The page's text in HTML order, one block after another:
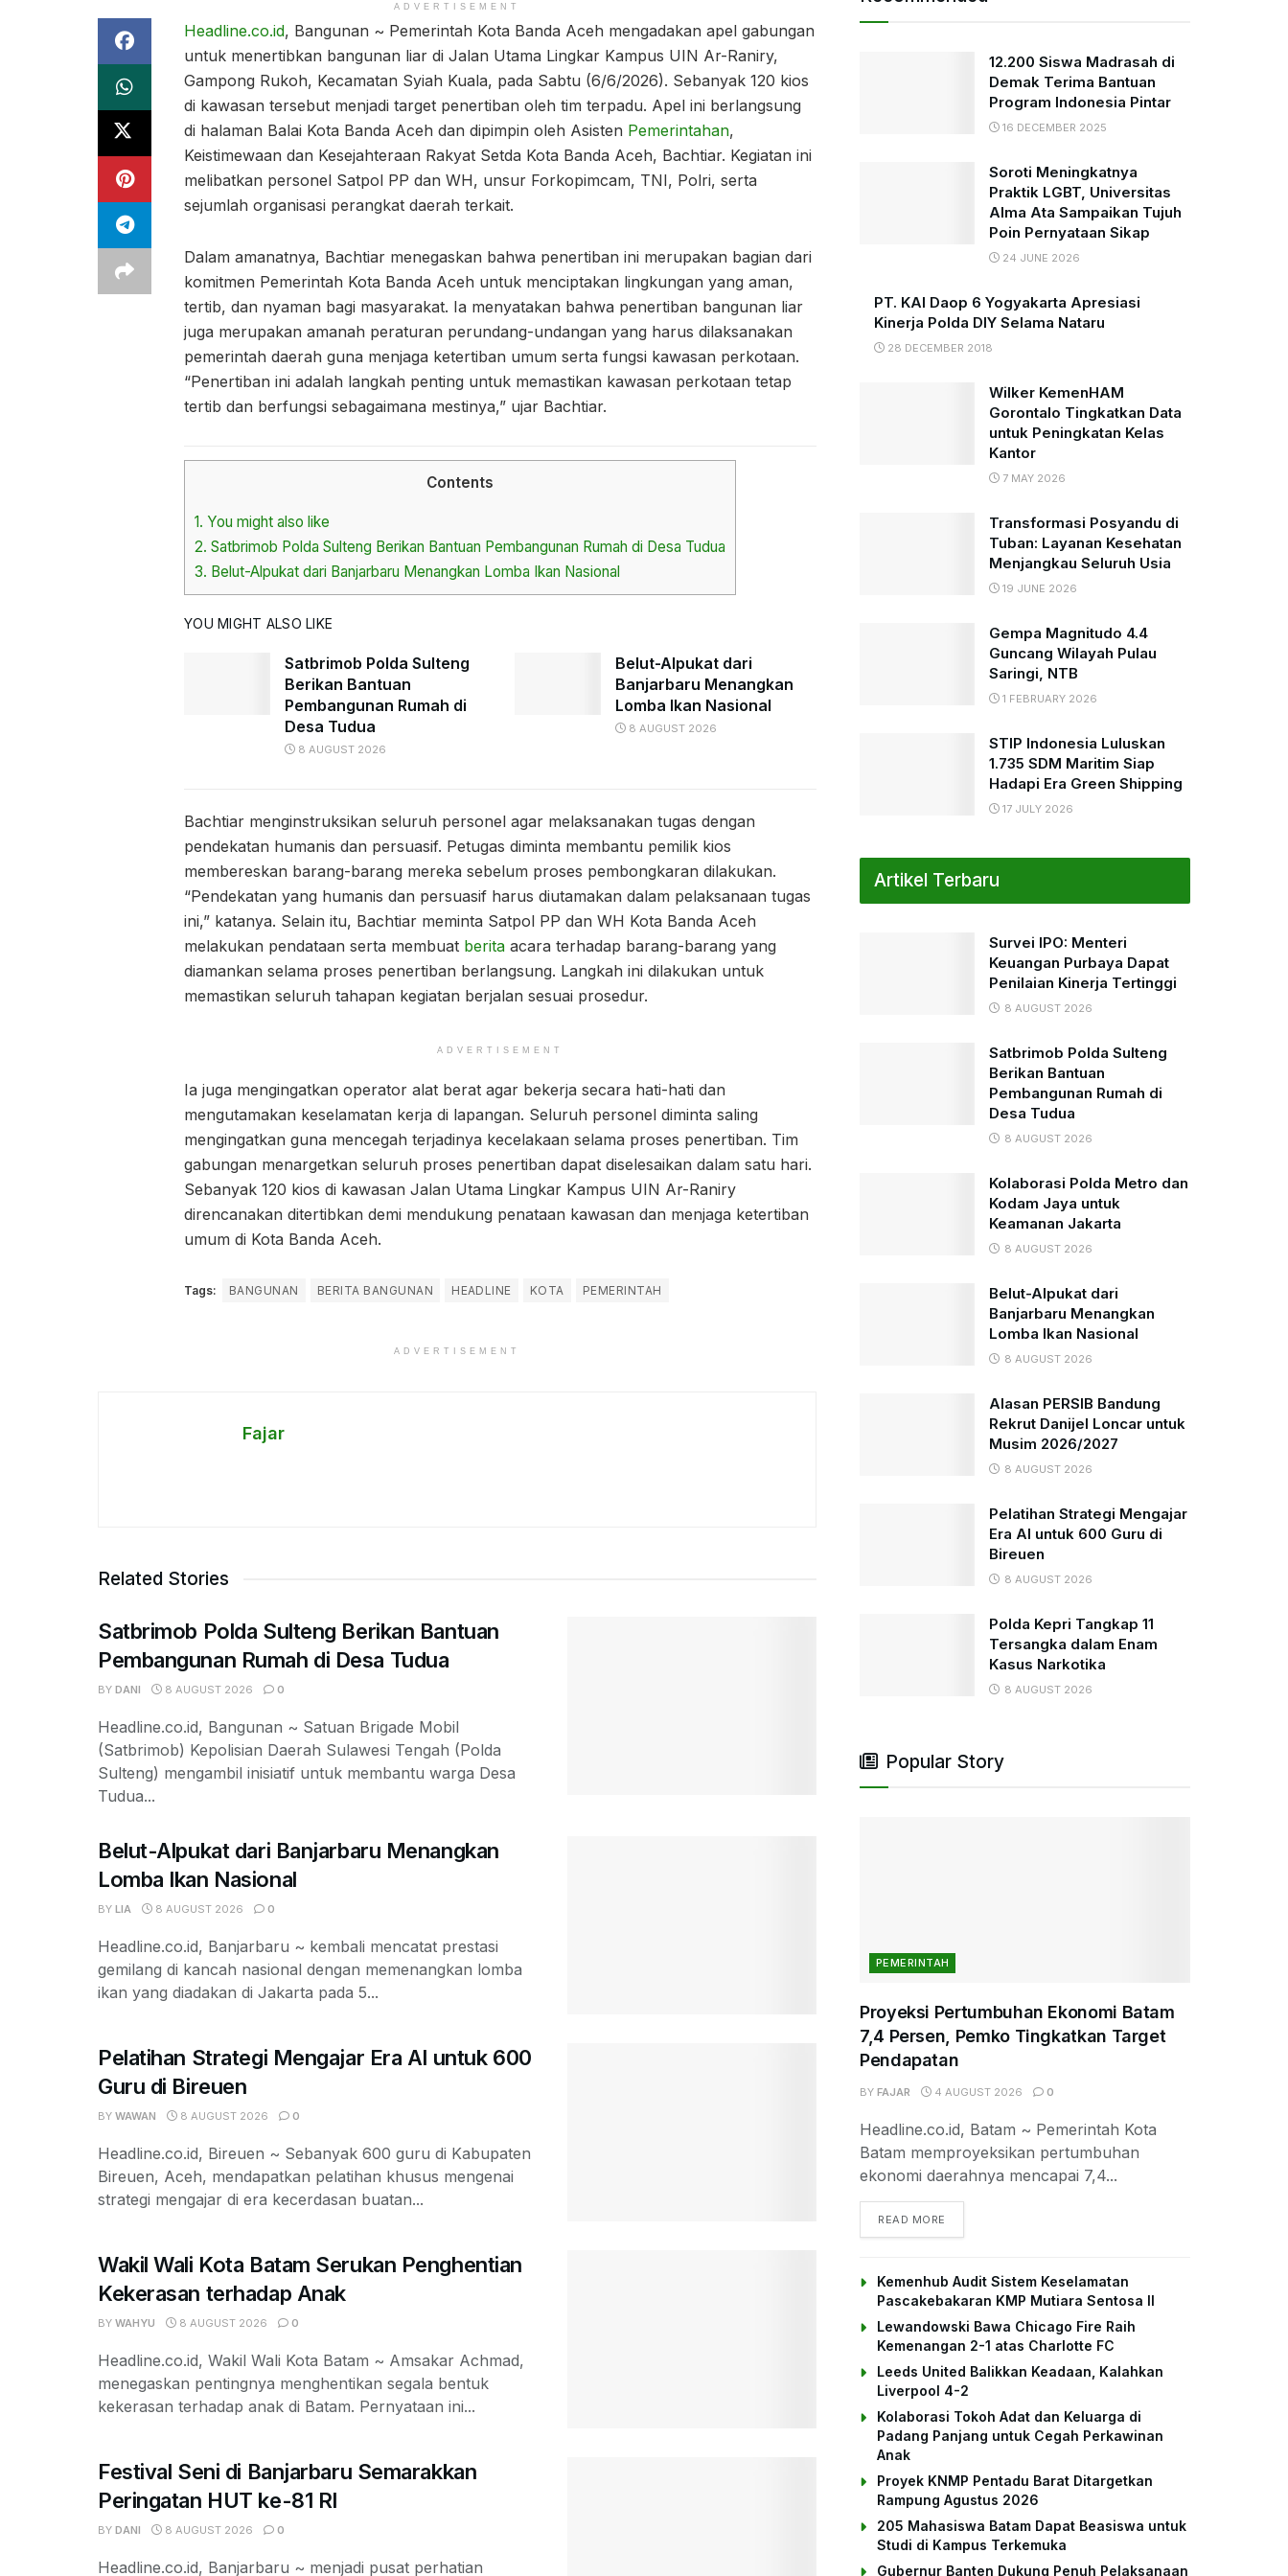
ADVERTISEMENT
Headline.co.id, Bangunan ~ Pemerintah Kota Banda Aceh mengadakan apel gabungan
untuk menertibkan bangunan liar di Jalan Utama Lingkar Kampus UIN Ar-Raniry,
Gampong Rukoh, Kecamatan Syiah Kuala, pada Sabtu (6/6/2026). Sebanyak 120 kios
di kawasan tersebut menjadi target penertiban oleh tim terpadu. Apel ini berlangsung
di halaman Balai Kota Banda Aceh dan dipimpin oleh Asisten Pemerintahan,
Keistimewaan dan Kesejahteraan Rakyat Setda Kota Banda Aceh, Bachtiar. Kegiatan ini
melibatkan personel Satpol PP dan WH, unsur Forkopimcam, TNI, Polri, serta
sejumlah organisasi perangkat daerah terkait.
Dalam amanatnya, Bachtiar menegaskan bahwa penertiban ini merupakan bagian dari
komitmen Pemerintah Kota Banda Aceh untuk menciptakan lingkungan yang aman,
tertib, dan nyaman bagi masyarakat. Ia menyatakan bahwa penertiban bangunan liar
juga merupakan amanah peraturan perundang-undangan yang harus dilaksanakan
pemerintah daerah guna menjaga ketertiban umum serta fungsi kawasan perkotaan.
“Penertiban ini adalah langkah penting untuk memastikan kawasan perkotaan tetap
tertib dan berfungsi sebagaimana mestinya,” ujar Bachtiar.
Contents
1. You might also like
2. Satbrimob Polda Sulteng Berikan Bantuan Pembangunan Rumah di Desa Tudua
3. Belut-Alpukat dari Banjarbaru Menangkan Lomba Ikan Nasional
YOU MIGHT ALSO LIKE
Satbrimob Polda Sulteng
Berikan Bantuan
Pembangunan Rumah di
Desa Tudua
8 AUGUST 2026
Belut-Alpukat dari
Banjarbaru Menangkan
Lomba Ikan Nasional
8 AUGUST 2026
Bachtiar menginstruksikan seluruh personel agar melaksanakan tugas dengan
pendekatan humanis dan persuasif. Petugas diminta membantu pemilik kios
membereskan barang-barang mereka sebelum proses pembongkaran dilakukan.
“Pendekatan yang humanis dan persuasif harus diutamakan dalam pelaksanaan tugas
ini,” katanya. Selain itu, Bachtiar meminta Satpol PP dan WH Kota Banda Aceh
melakukan pendataan serta membuat berita acara terhadap barang-barang yang
diamankan selama proses penertiban berlangsung. Langkah ini dilakukan untuk
memastikan seluruh tahapan kegiatan berjalan sesuai prosedur.
ADVERTISEMENT
Ia juga mengingatkan operator alat berat agar bekerja secara hati-hati dan
mengutamakan keselamatan kerja di lapangan. Seluruh personel diminta saling
mengingatkan guna mencegah terjadinya kecelakaan selama proses penertiban. Tim
gabungan menargetkan seluruh proses penertiban dapat diselesaikan dalam satu hari.
Sebanyak 120 kios di kawasan Jalan Utama Lingkar Kampus UIN Ar-Raniry
direncanakan ditertibkan demi mendukung penataan kawasan dan menjaga ketertiban
umum di Kota Banda Aceh.
Tags: BANGUNAN BERITA BANGUNAN HEADLINE KOTA PEMERINTAH
ADVERTISEMENT
Fajar
Related Stories
Satbrimob Polda Sulteng Berikan Bantuan
Pembangunan Rumah di Desa Tudua
BY DANI 8 AUGUST 2026 0
Headline.co.id, Bangunan ~ Satuan Brigade Mobil
(Satbrimob) Kepolisian Daerah Sulawesi Tengah (Polda
Sulteng) mengambil inisiatif untuk membantu warga Desa
Tudua...
Belut-Alpukat dari Banjarbaru Menangkan
Lomba Ikan Nasional
BY LIA 8 AUGUST 2026 0
Headline.co.id, Banjarbaru ~ kembali mencatat prestasi
gemilang di kancah nasional dengan memenangkan lomba
ikan yang diadakan di Jakarta pada 5...
Pelatihan Strategi Mengajar Era AI untuk 600
Guru di Bireuen
BY WAWAN 8 AUGUST 2026 0
Headline.co.id, Bireuen ~ Sebanyak 600 guru di Kabupaten
Bireuen, Aceh, mendapatkan pelatihan khusus mengenai
strategi mengajar di era kecerdasan buatan...
Wakil Wali Kota Batam Serukan Penghentian
Kekerasan terhadap Anak
BY WAHYU 8 AUGUST 2026 0
Headline.co.id, Wakil Wali Kota Batam ~ Amsakar Achmad,
menegaskan pentingnya menghentikan segala bentuk
kekerasan terhadap anak di Batam. Pernyataan ini...
Festival Seni di Banjarbaru Semarakkan
Peringatan HUT ke-81 RI
BY DANI 8 AUGUST 2026 0
Headline.co.id, Banjarbaru ~ menjadi pusat perhatian
12.200 Siswa Madrasah di
Demak Terima Bantuan
Program Indonesia Pintar
16 DECEMBER 2025
Soroti Meningkatnya
Praktik LGBT, Universitas
Alma Ata Sampaikan Tujuh
Poin Pernyataan Sikap
24 JUNE 2026
PT. KAI Daop 6 Yogyakarta Apresiasi
Kinerja Polda DIY Selama Nataru
28 DECEMBER 2018
Wilker KemenHAM
Gorontalo Tingkatkan Data
untuk Peningkatan Kelas
Kantor
7 MAY 2026
Transformasi Posyandu di
Tuban: Layanan Kesehatan
Menjangkau Seluruh Usia
19 JUNE 2026
Gempa Magnitudo 4.4
Guncang Wilayah Pulau
Saringi, NTB
1 FEBRUARY 2026
STIP Indonesia Luluskan
1.735 SDM Maritim Siap
Hadapi Era Green Shipping
17 JULY 2026
Artikel Terbaru
Survei IPO: Menteri
Keuangan Purbaya Dapat
Penilaian Kinerja Tertinggi
8 AUGUST 2026
Satbrimob Polda Sulteng
Berikan Bantuan
Pembangunan Rumah di
Desa Tudua
8 AUGUST 2026
Kolaborasi Polda Metro dan
Kodam Jaya untuk
Keamanan Jakarta
8 AUGUST 2026
Belut-Alpukat dari
Banjarbaru Menangkan
Lomba Ikan Nasional
8 AUGUST 2026
Alasan PERSIB Bandung
Rekrut Danijel Loncar untuk
Musim 2026/2027
8 AUGUST 2026
Pelatihan Strategi Mengajar
Era AI untuk 600 Guru di
Bireuen
8 AUGUST 2026
Polda Kepri Tangkap 11
Tersangka dalam Enam
Kasus Narkotika
8 AUGUST 2026
Popular Story
PEMERINTAH
Proyeksi Pertumbuhan Ekonomi Batam
7,4 Persen, Pemko Tingkatkan Target
Pendapatan
BY FAJAR 4 AUGUST 2026 0
Headline.co.id, Batam ~ Pemerintah Kota
Batam memproyeksikan pertumbuhan
ekonomi daerahnya mencapai 7,4...
READ MORE
Kemenhub Audit Sistem Keselamatan
Pascakebakaran KMP Mutiara Sentosa II
Lewandowski Bawa Chicago Fire Raih
Kemenangan 2-1 atas Charlotte FC
Leeds United Balikkan Keadaan, Kalahkan
Liverpool 4-2
Kolaborasi Tokoh Adat dan Keluarga di
Padang Panjang untuk Cegah Perkawinan
Anak
Proyek KNMP Pentadu Barat Ditargetkan
Rampung Agustus 2026
205 Mahasiswa Batam Dapat Beasiswa untuk
Studi di Kampus Terkemuka
Gubernur Banten Dukung Penuh Pelaksanaan